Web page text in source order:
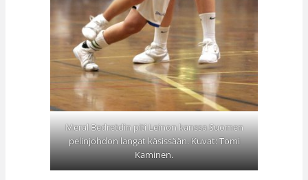
Meral Bedretdin piti Leinon kanssa Suomen
pelinjohdon langat käsissään. Kuvat: Tomi
Kaminen.